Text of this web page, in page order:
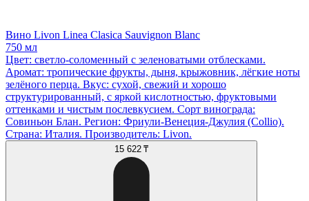
Вино Livon Linea Clasica Sauvignon Blanc
750 мл
Цвет: светло-соломенный с зеленоватыми отблесками.
Аромат: тропические фрукты, дыня, крыжовник, лёгкие ноты
зелёного перца. Вкус: сухой, свежий и хорошо
структурированный, с яркой кислотностью, фруктовыми
оттенками и чистым послевкусием. Сорт винограда:
Совиньон Блан. Регион: Фриули-Венеция-Джулия (Collio).
Страна: Италия. Производитель: Livon.
15 622 ₸